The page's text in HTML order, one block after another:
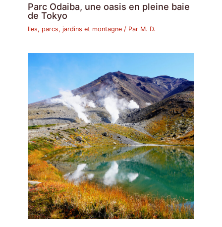
Parc Odaiba, une oasis en pleine baie
de Tokyo
Iles, parcs, jardins et montagne / Par M. D.